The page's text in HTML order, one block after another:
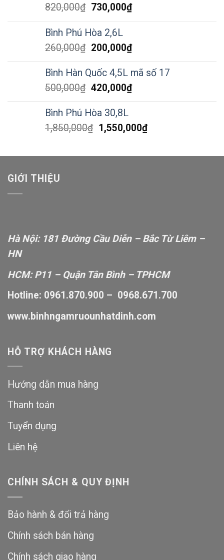
820,000₫ Giá
là:
820,000₫.
730,000₫Giá
là:
730,000₫.
Bình Phú Hòa 2,6L
260,000₫ Giá
là:
260,000₫.
200,000₫Giá
tại
là:
Bình Hàn Quốc 4,5L mã số 17
500,000₫ Giá
là:
500,000₫.
420,000₫Giá
là:
Bình Phú Hòa 30,8L
1,850,000₫ Giá
1,550,000₫Giá
GIỚI THIỆU
Hà Nội: 181 Đường Cầu Diễn – Bắc Từ Liêm –
HN
HCM: P11 – Quận Tân Bình – TPHCM
Hotline: 0961.870.900 – 0968.671.700
www.binhngamruounhatdinh.com
HỖ TRỢ KHÁCH HÀNG
Hướng dẫn mua hàng
Thanh toán
Tuyển dụng
Liên hệ
CHÍNH SÁCH & QUY ĐỊNH
Bảo hành & đổi trả hàng
Chính sách bán hàng
Chính sách giao hàng